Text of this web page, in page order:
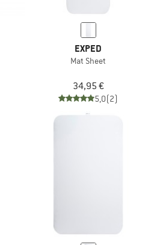
EXPED
Mat Sheet
34,95 €
5,0(2)